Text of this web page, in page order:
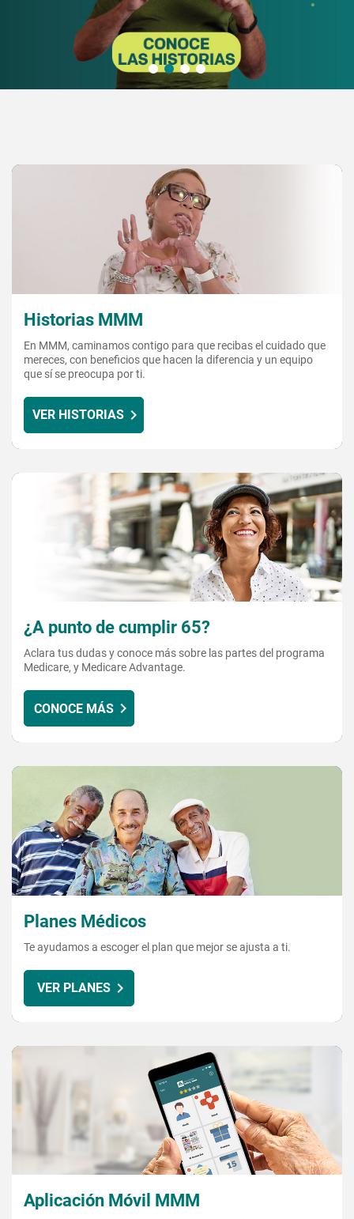
Historias MMM
En MMM, caminamos contigo para que recibas el cuidado que
mereces, con beneficios que hacen la diferencia y un equipo
que sí se preocupa por ti.
VER HISTORIAS
¿A punto de cumplir 65?
Aclara tus dudas y conoce más sobre las partes del programa
Medicare, y Medicare Advantage.
CONOCE MÁS
Planes Médicos
Te ayudamos a escoger el plan que mejor se ajusta a ti.
VER PLANES
Aplicación Móvil MMM